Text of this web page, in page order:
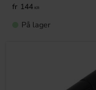
144 KR
På lager